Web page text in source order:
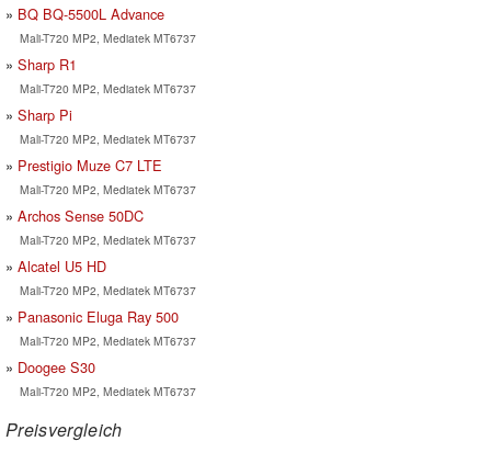
BQ BQ-5500L Advance
Mali-T720 MP2, Mediatek MT6737
Sharp R1
Mali-T720 MP2, Mediatek MT6737
Sharp Pi
Mali-T720 MP2, Mediatek MT6737
Prestigio Muze C7 LTE
Mali-T720 MP2, Mediatek MT6737
Archos Sense 50DC
Mali-T720 MP2, Mediatek MT6737
Alcatel U5 HD
Mali-T720 MP2, Mediatek MT6737
Panasonic Eluga Ray 500
Mali-T720 MP2, Mediatek MT6737
Doogee S30
Mali-T720 MP2, Mediatek MT6737
Preisvergleich